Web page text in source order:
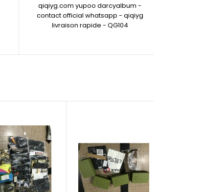
qiqiyg.com yupoo darcyalbum -
contact official whatsapp - qiqiyg
livraison rapide - QG104